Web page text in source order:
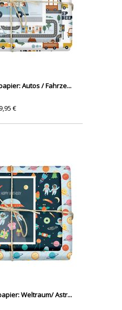
Autos / Fahrze...
€
Weltraum/ Astr...